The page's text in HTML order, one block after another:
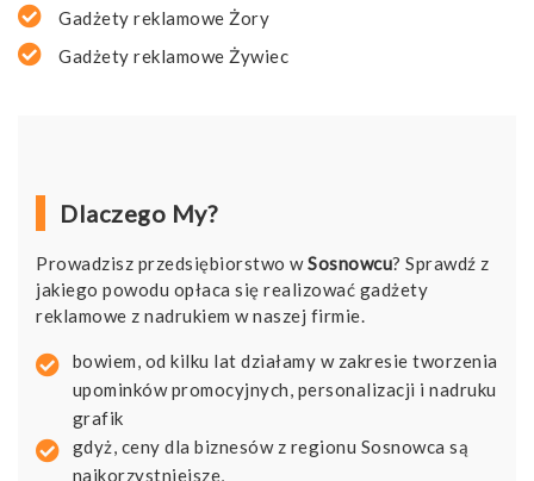
Gadżety reklamowe Żory
Gadżety reklamowe Żywiec
Dlaczego My?
Prowadzisz przedsiębiorstwo wSosnowcu? Sprawdź z
jakiego powodu opłaca się realizować gadżety
reklamowe z nadrukiem w naszej firmie.
bowiem, od kilku lat działamy w zakresie tworzenia
upominków promocyjnych, personalizacji i nadruku
grafik
gdyż, ceny dla biznesów z regionu Sosnowca są
najkorzystniejsze,